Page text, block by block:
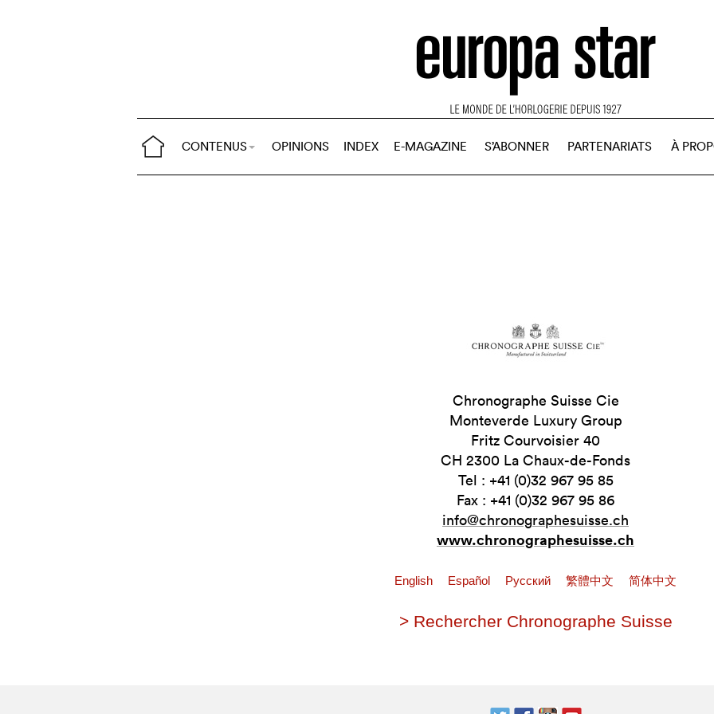
CONTENUS OPINIONS INDEX E-MAGAZINE S’ABONNER PARTENARIATS À
Chronographe Suisse Cie
Monteverde Luxury Group
Fritz Courvoisier 40
CH 2300 La Chaux-de-Fonds
Tel : +41 (0)32 967 95 85
Fax : +41 (0)32 967 95 86
info@chronographesuisse.ch
www.chronographesuisse.ch
English Español Pусский 繁體中文 简体中文
> Rechercher Chronographe Suisse